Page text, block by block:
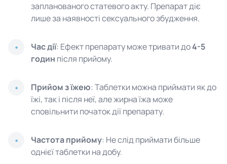
запланованого статевого акту. Препарат діє
лише за наявності сексуального збудження.
Час дії: Ефект препарату може тривати до4-5
годин після прийому.
Прийом з їжею: Таблетки можна приймати як до
їжі, так і після неї, але жирна їжа може
сповільнити початок дії препарату.
Частота прийому: Не слід приймати більше
однієї таблетки на добу.